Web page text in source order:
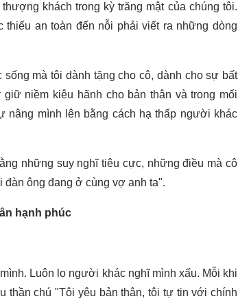
khách trong kỳ trăng mật của chúng tôi.
an toàn đến nỗi phải viết ra những dòng
mà tôi dành tặng cho cô, dành cho sự bất
niềm kiêu hãnh cho bản thân và trong mối
nâng mình lên bằng cách hạ thấp người khác
những suy nghĩ tiêu cực, những điều mà cô
ông đang ở cùng vợ anh ta".
hạnh phúc
Luôn lo người khác nghĩ mình xấu. Mỗi khi
chú "Tôi yêu bản thân, tôi tự tin với chính